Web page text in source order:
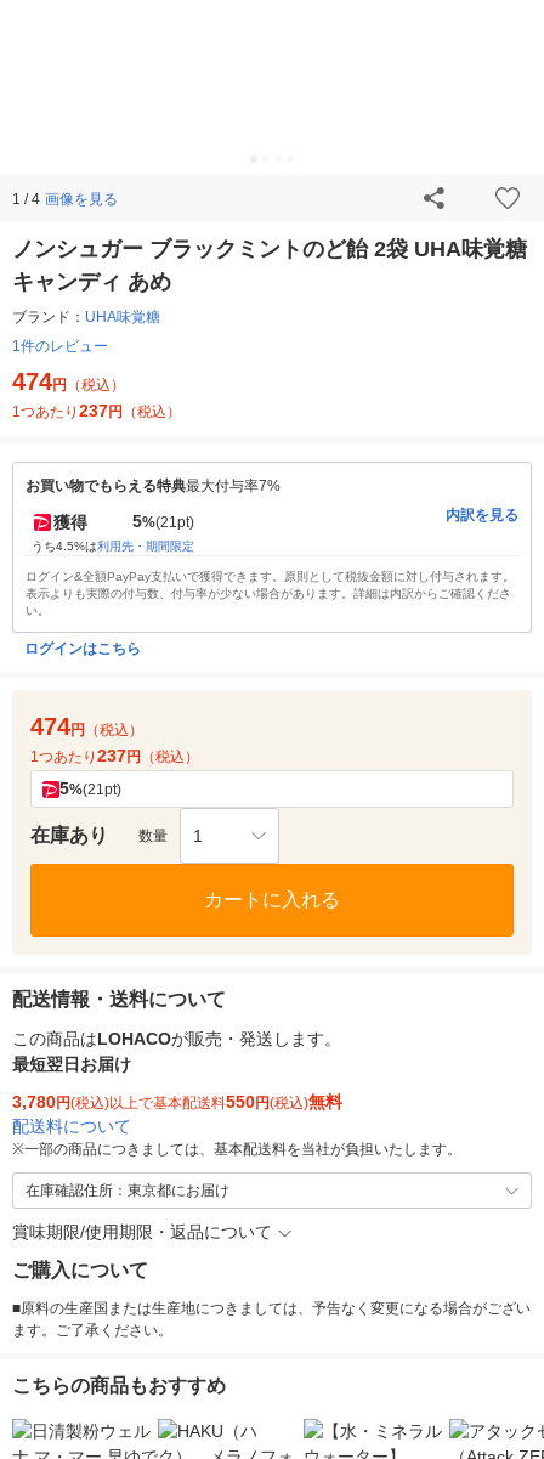
1 / 4 画像を見る
ノンシュガー ブラックミントのど飴 2袋 UHA味覚糖
キャンディ あめ
ブランド： UHA味覚糖
1件のレビュー
474円
（税込）
1つあたり 237円 （税込）
お買い物でもらえる特典最大付与率7%
獲得 5%(21pt)
うち4.5%は利用先・期間限定
内訳を見る
ログイン&全額PayPay支払いで獲得できます。原則として税抜金額に対し付与されます。
表示よりも実際の付与数、付与率が少ない場合があります。詳細は内訳からご確認くださ
い。
ログインはこちら
474円
（税込）
1つあたり 237円 （税込）
5%(21pt)
在庫あり 数量 1
カートに入れる
配送情報・送料について
この商品はLOHACOが販売・発送します。
最短翌日お届け
3,780円(税込)以上で基本配送料550円(税込)無料
配送料について
※一部の商品につきましては、基本配送料を当社が負担いたします。
在庫確認住所：東京都にお届け
賞味期限/使用期限・返品について
ご購入について
■原料の生産国または生産地につきましては、予告なく変更になる場合がござい
ます。ご了承ください。
こちらの商品もおすすめ